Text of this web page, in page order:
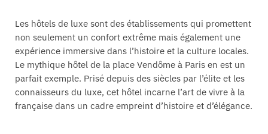
Les hôtels de luxe sont des établissements qui promettent
non seulement un confort extrême mais également une
expérience immersive dans l’histoire et la culture locales.
Le mythique hôtel de la place Vendôme à Paris en est un
parfait exemple. Prisé depuis des siècles par l’élite et les
connaisseurs du luxe, cet hôtel incarne l’art de vivre à la
française dans un cadre empreint d’histoire et d’élégance.